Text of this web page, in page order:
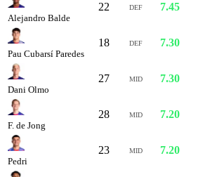
Alejandro Balde
22 DEF 7.45
Pau Cubarsí Paredes
18 DEF 7.30
Dani Olmo
27 MID 7.30
F. de Jong
28 MID 7.20
Pedri
23 MID 7.20